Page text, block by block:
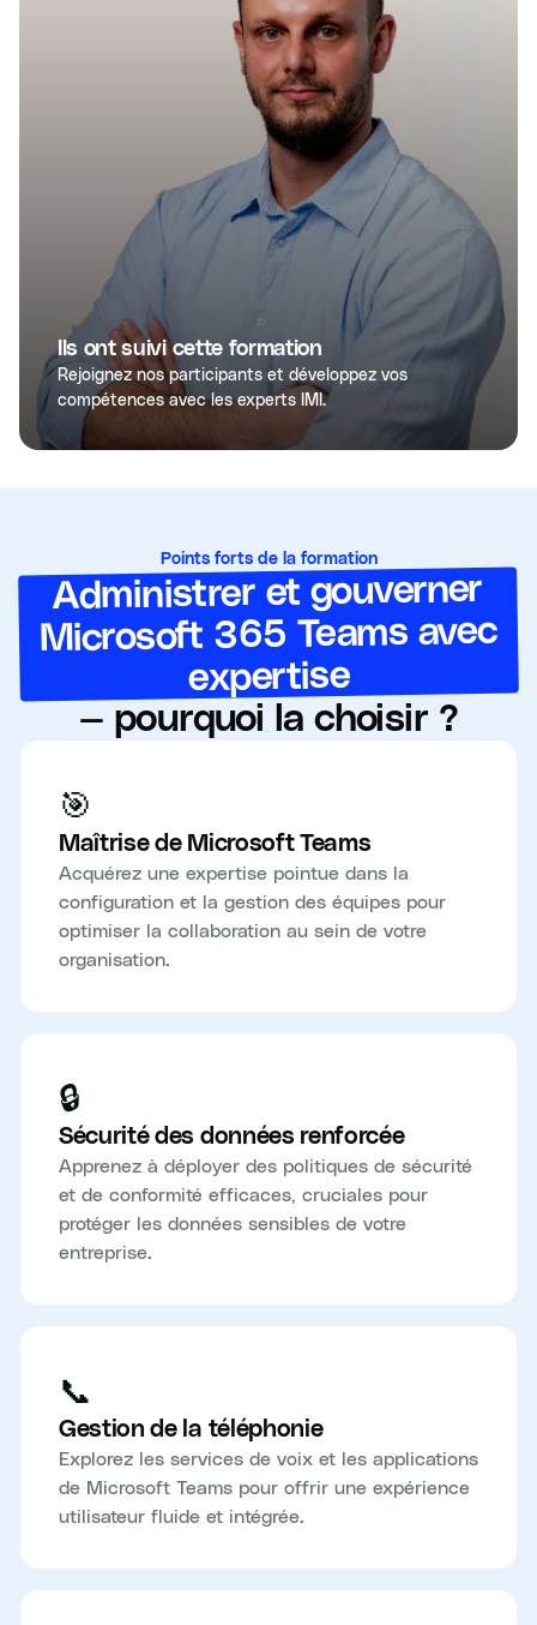
Ils ont suivi cette formation
Rejoignez nos participants et développez vos
compétences avec les experts IMI.
Points forts de la formation
Administrer et gouverner
Microsoft 365 Teams avec
expertise
— pourquoi la choisir ?
🎯
Maîtrise de Microsoft Teams
Acquérez une expertise pointue dans la
configuration et la gestion des équipes pour
optimiser la collaboration au sein de votre
organisation.
🔒
Sécurité des données renforcée
Apprenez à déployer des politiques de sécurité
et de conformité efficaces, cruciales pour
protéger les données sensibles de votre
entreprise.
📞
Gestion de la téléphonie
Explorez les services de voix et les applications
de Microsoft Teams pour offrir une expérience
utilisateur fluide et intégrée.